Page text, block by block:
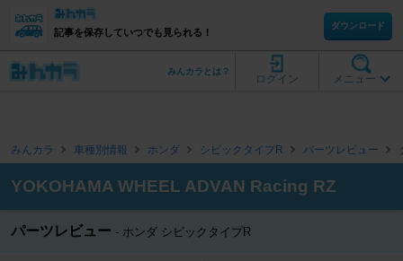
記事を保存していつでも見られる！
ダウンロード
メニュー
ログイン
みんカラとは？
みんカラ 車種別情報 ホンダ シビックタイプR パーツレビュー
YOKOHAMA WHEEL ADVAN Racing RZ
パーツレビュー ホンダ シビックタイプR